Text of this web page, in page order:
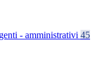
- amministrativi 45